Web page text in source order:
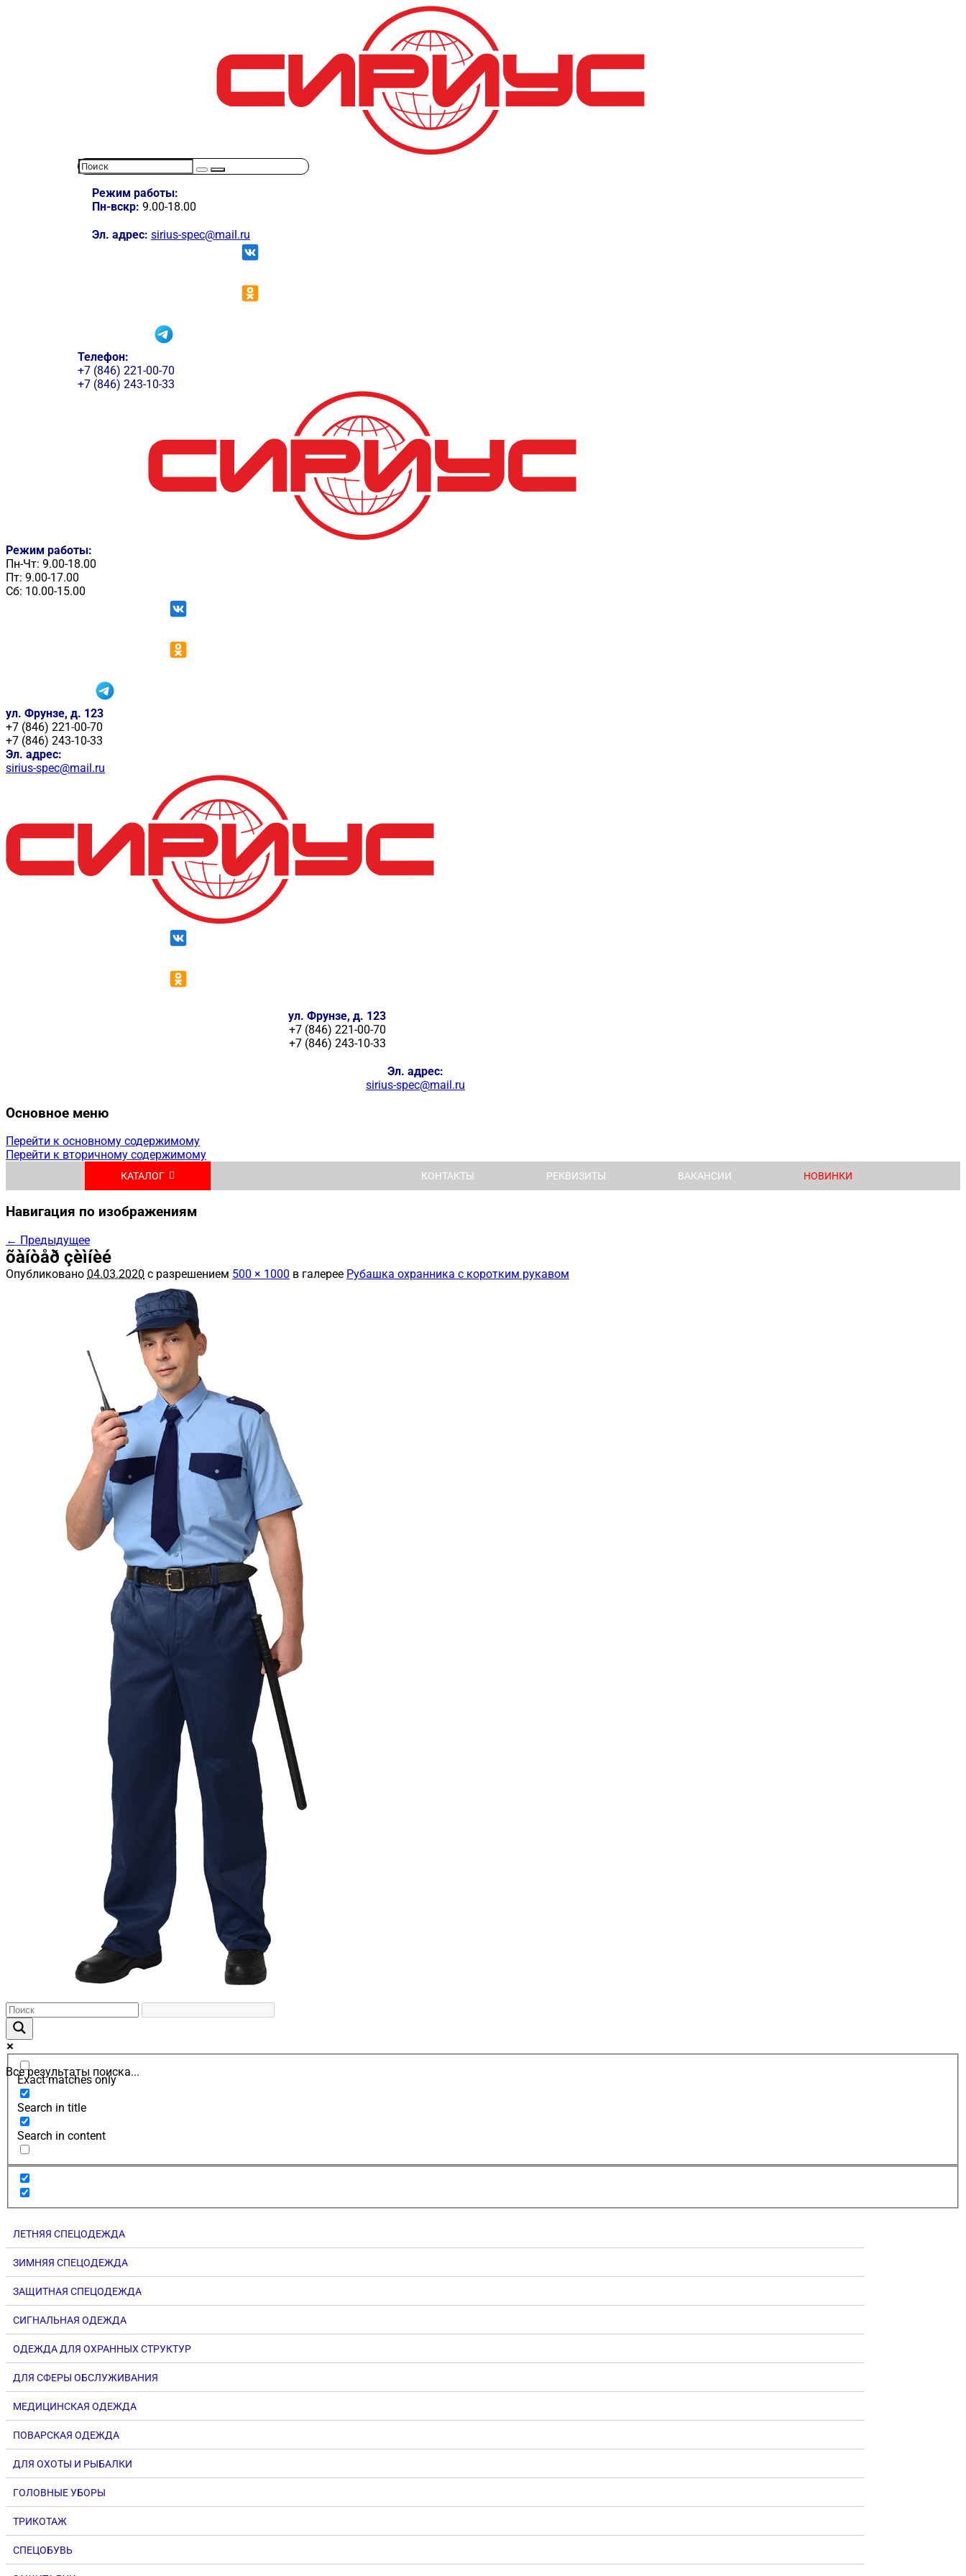
Режим работы:
Пн-вскр: 9.00-18.00
Эл. адрес: sirius-spec@mail.ru
Телефон:
+7 (846) 221-00-70
+7 (846) 243-10-33
Режим работы:
Пн-Чт: 9.00-18.00
Пт: 9.00-17.00
Сб: 10.00-15.00
ул. Фрунзе, д. 123
+7 (846) 221-00-70
+7 (846) 243-10-33
Эл. адрес:
sirius-spec@mail.ru
ул. Фрунзе, д. 123
+7 (846) 221-00-70
+7 (846) 243-10-33
Эл. адрес:
sirius-spec@mail.ru
Основное меню
Перейти к основному содержимому
Перейти к вторичному содержимому
КАТАЛОГ КОНТАКТЫ РЕКВИЗИТЫ ВАКАНСИИ НОВИНКИ
Навигация по изображениям
← Предыдущее
õàíòåð çèìíèé
Опубликовано 04.03.2020 с разрешением 500 × 1000 в галерее Рубашка охранника с коротким рукавом
Все результаты поиска...
Exact matches only
Search in title
Search in content
ЛЕТНЯЯ СПЕЦОДЕЖДА
ЗИМНЯЯ СПЕЦОДЕЖДА
ЗАЩИТНАЯ СПЕЦОДЕЖДА
СИГНАЛЬНАЯ ОДЕЖДА
ОДЕЖДА ДЛЯ ОХРАННЫХ СТРУКТУР
ДЛЯ СФЕРЫ ОБСЛУЖИВАНИЯ
МЕДИЦИНСКАЯ ОДЕЖДА
ПОВАРСКАЯ ОДЕЖДА
ДЛЯ ОХОТЫ И РЫБАЛКИ
ГОЛОВНЫЕ УБОРЫ
ТРИКОТАЖ
СПЕЦОБУВЬ